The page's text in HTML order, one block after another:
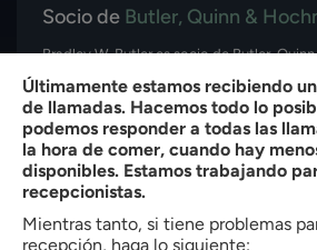
Socio de Butler, Quinn &
Bradley W. Butler es socio de Butler,
Charlotte, North Carolina. Con más de 35
representa a clientes en asuntos de
personales, defensa penal, derecho de
de trabajadores. Está admitido en el
Estado North Carolina (1990) y obtuvo su
Facultad de Derecho de la Universidad de
Butler también tiene una licenciatura en
Empresas de High Point College.
Últimamente estamos recibiendo
de llamadas. Hacemos todo lo
podemos responder a todas las
la hora de comer, cuando hay
disponibles. Estamos trabajando
recepcionistas.
Mientras tanto, si tiene problemas
recepción, haga lo siguiente: